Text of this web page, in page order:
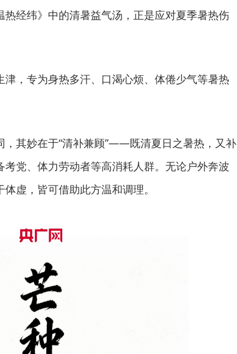
经纬》中的清暑益气汤，正是应对夏季暑热伤
，专为身热多汗、口渴心烦、体倦少气等暑热
，其妙在于“清补兼顾”——既清夏日之暑热，又补
党、体力劳动者等高消耗人群。无论户外奔波
虚，皆可借助此方温和调理。